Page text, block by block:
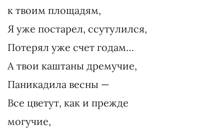
к твоим площадям,
Я уже постарел, ссутулился,
Потерял уже счет годам…
А твои каштаны дремучие,
Паникадила весны —
Все цветут, как и прежде
могучие,